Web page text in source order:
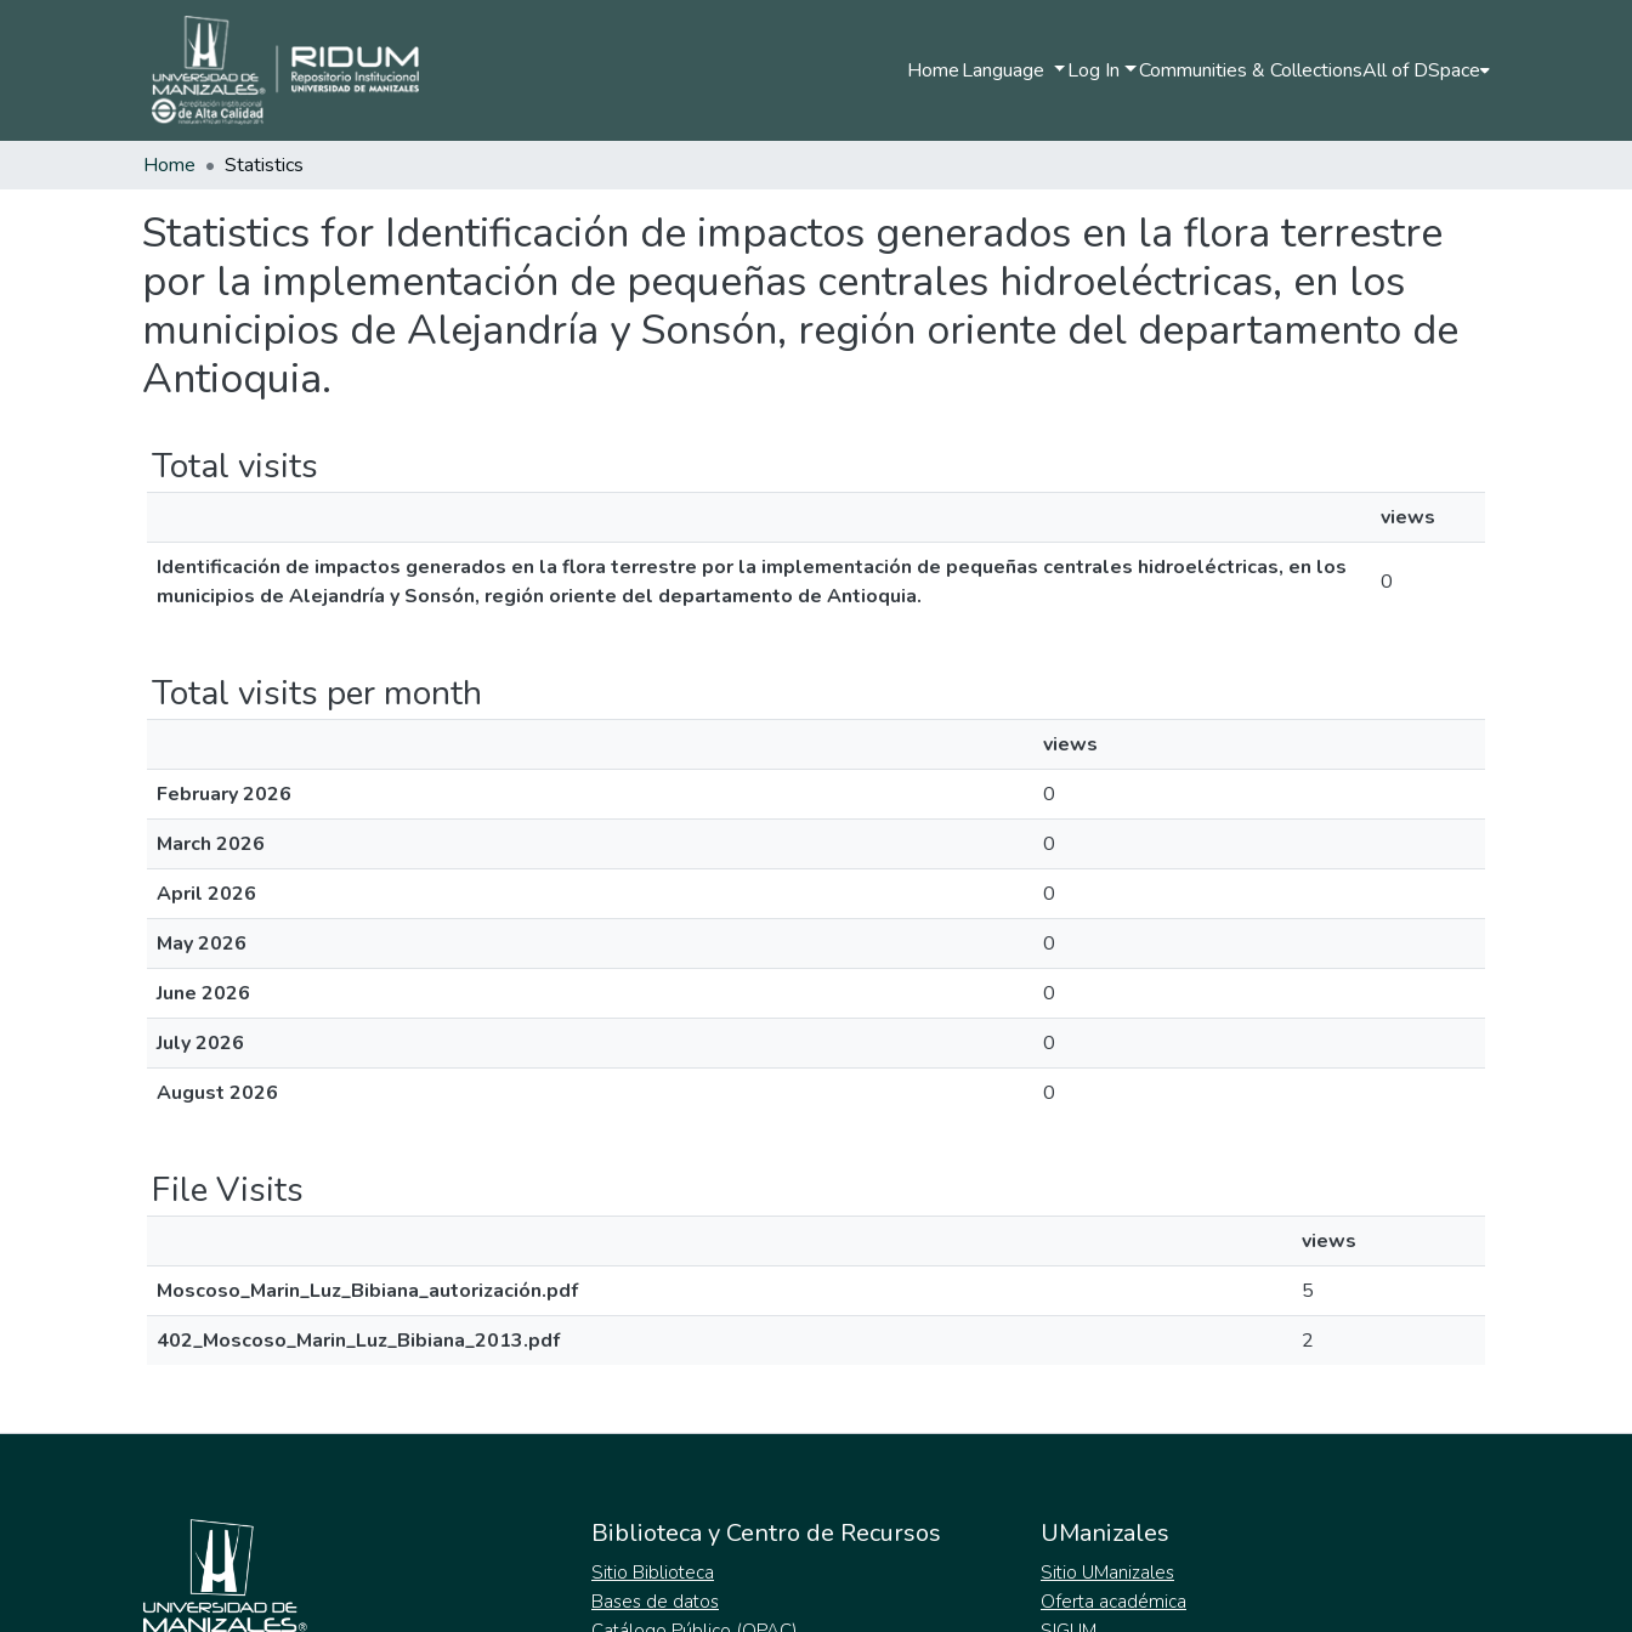
HomeLanguage Log In Communities & CollectionsAll of DSpace
Home Statistics
Statistics for Identificación de impactos generados en la flora terrestre
por la implementación de pequeñas centrales hidroeléctricas, en los
municipios de Alejandría y Sonsón, región oriente del departamento de
Antioquia.
Total visits
views
Identificación de impactos generados en la flora terrestre por la implementación de pequeñas centrales hidroeléctricas, en los
municipios de Alejandría y Sonsón, región oriente del departamento de Antioquia.
0
Total visits per month
views
February 2026
0
March 2026
0
April 2026
0
May 2026
0
June 2026
0
July 2026
0
August 2026
0
File Visits
views
Moscoso_Marin_Luz_Bibiana_autorización.pdf
5
402_Moscoso_Marin_Luz_Bibiana_2013.pdf
2
Biblioteca y Centro de Recursos
Sitio Biblioteca
Bases de datos
UManizales
Sitio UManizales
Oferta académica